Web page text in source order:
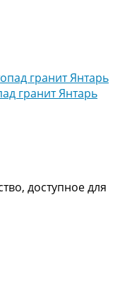
гранит Янтарь
доступное для